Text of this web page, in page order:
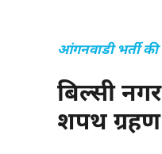
आंगनवाडी भर्ती की
बिल्सी
शपथ